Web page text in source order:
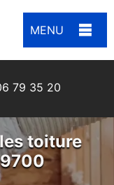
MENU
79 35 20
toiture